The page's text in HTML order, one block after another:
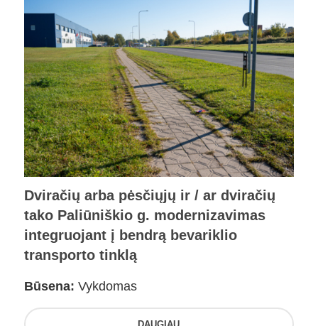
Dviračių arba pėsčiųjų ir / ar dviračių
tako Paliūniškio g. modernizavimas
integruojant į bendrą bevariklio
transporto tinklą
Būsena: Vykdomas